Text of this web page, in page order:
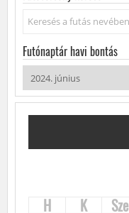
Keresés...
Futónaptár havi bontás
H K Sze